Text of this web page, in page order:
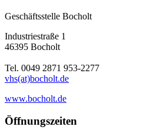
Geschäftsstelle Bocholt
Industriestraße 1
46395 Bocholt
Tel. 0049 2871 953-2277
vhs(at)bocholt.de
www.bocholt.de
Öffnungszeiten